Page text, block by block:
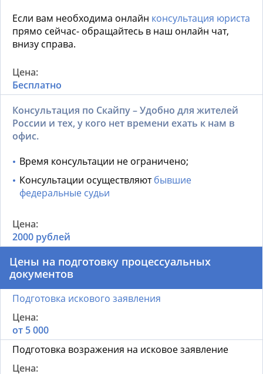
Если вам необходима онлайн консультация юриста
прямо сейчас- обращайтесь в наш онлайн чат,
внизу справа.
Бесплатно
Консультация по Скайпу – Удобно для жителей
России и тех, у кого нет времени ехать к нам в
офис.
Время консультации не ограничено;
Консультации осуществляютбывшие
федеральные судьи
2000 рублей
Цены на подготовку процессуальных
документов
Подготовка искового заявления
от 5 000
Подготовка возражения на исковое заявление